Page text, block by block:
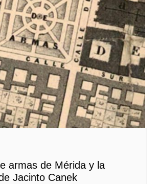
armas de Mérida y la
Jacinto Canek